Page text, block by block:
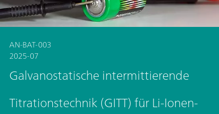
AN-BAT-003
2025-07
Galvanostatische intermittierende
Titrationstechnik (GITT) für Li-Ionen-